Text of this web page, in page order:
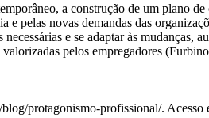
a construção de um plano
e pelas novas demandas das
necessárias e se adaptar às
pelos empregadores
protagonismo-profissional/. Acesso